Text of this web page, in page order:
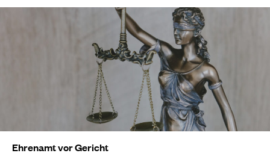
Ehrenamt vor Gericht